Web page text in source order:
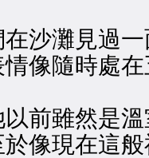
灘見過一
像隨時處
前雖然是溫
像現在這